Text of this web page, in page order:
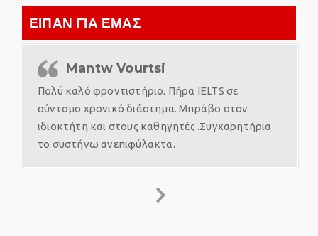
ΕΙΠΑΝ ΓΙΑ ΕΜΑΣ
Mantw Vourtsi
Πολύ καλό φροντιστήριο. Πήρα IELTS σε
σύντομο χρονικό διάστημα. Μπράβο στον
ιδιοκτήτη και στους καθηγητές .Συγχαρητήρια
το συστήνω ανεπιφύλακτα.